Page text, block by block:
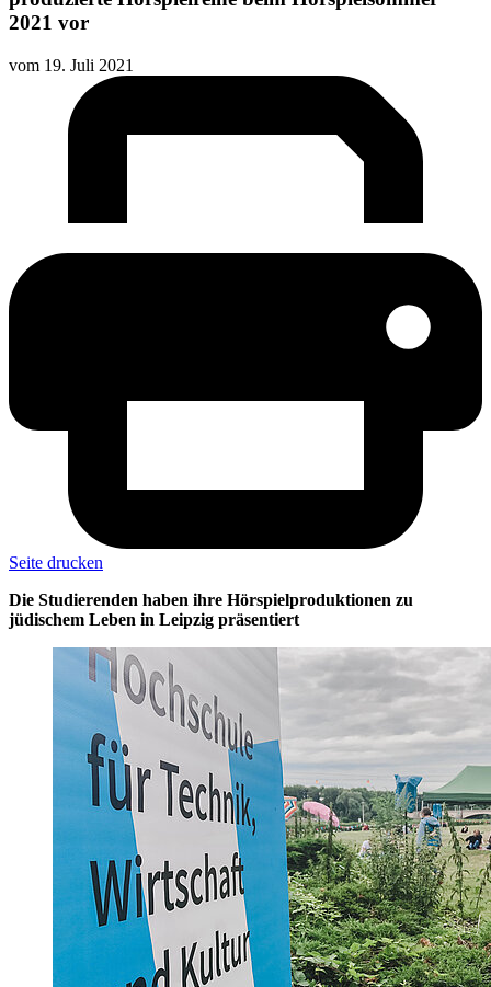
2021 vor
vom 19. Juli 2021
Seite drucken
Die Studierenden haben ihre Hörspielproduktionen zu
jüdischem Leben in Leipzig präsentiert